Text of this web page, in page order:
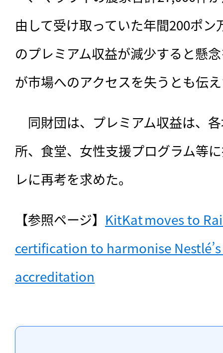
由して受け取っていた年間200ポ
のプレミアム収益が減少すると懸
が市場へのアクセスを失うとも伝
同財団は、プレミアム収益は、
所、食堂、女性支援プログラム等
レに再考を求めた。
【参照ページ】 KitKat moves to
certification to harmonise
accreditation